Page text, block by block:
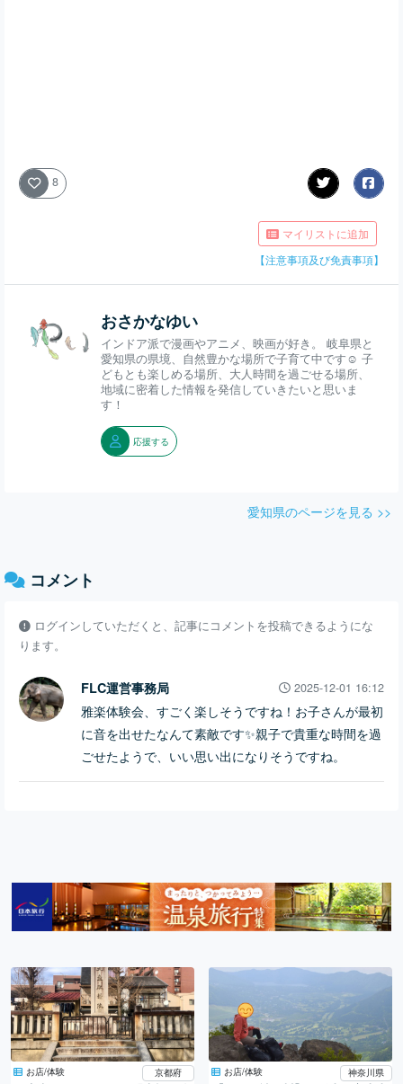
8
マイリストに追加
【注意事項及び免責事項】
おさかなゆい
インドア派で漫画やアニメ、映画が好き。 岐阜県と
愛知県の県境、自然豊かな場所で子育て中です☺️ 子
どもとも楽しめる場所、大人時間を過ごせる場所、
地域に密着した情報を発信していきたいと思いま
す！
応援する
愛知県のページを見る >>
コメント
ログインしていただくと、記事にコメントを投稿できるようにな
ります。
FLC運営事務局 2025-12-01 16:12
雅楽体験会、すごく楽しそうですね！お子さんが最初
に音を出せたなんて素敵です✨親子で貴重な時間を過
ごせたようで、いい思い出になりそうですね。
お店/体験 京都府 お店/体験 神奈川県